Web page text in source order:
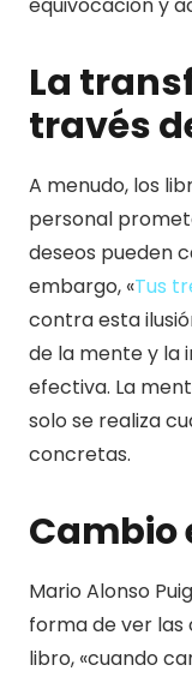
La
través
A menudo, los
personal
deseos pueden
embargo, «Tus
contra esta
de la mente y la
efectiva. La
solo se realiza
concretas.
Cambio
Mario Alonso
forma de ver las
libro, «cuando